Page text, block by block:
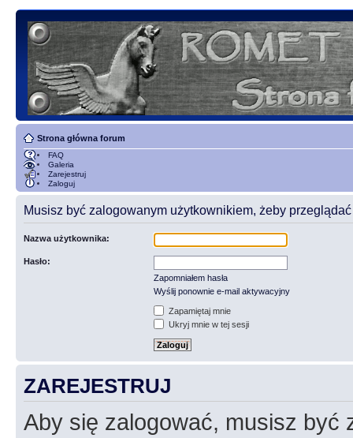
Strona główna forum
FAQ
Galeria
Zarejestruj
Zaloguj
Musisz być zalogowanym użytkownikiem, żeby przeglądać
Nazwa użytkownika:
Hasło:
Zapomniałem hasła
Wyślij ponownie e-mail aktywacyjny
Zapamiętaj mnie
Ukryj mnie w tej sesji
ZAREJESTRUJ
Aby się zalogować, musisz być